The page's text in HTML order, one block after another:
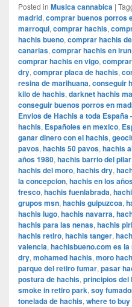
Posted in Musica cannabica |
madrid, comprar buenos porros
marroqui, comprar hachis,
hachis bueno, comprar hachis
canarias, comprar hachis en irun
comprar hachis en vigo,
dry, comprar placa de hachis,
resina de marihuana, conseguir
kilo de hachis, darknet hachis
conseguir buenos porros en
Envios de Hachis a toda España
hachis, Españoles en mexico,
ganar dinero con el hachis,
pavos, hachis 50 pavos, hachis
años 1980, hachis barrio del pilar
hachis del moro, hachis dry,
la concepcion, hachis en los
fresco, hachis fuenlabrada,
grupos msn, hachis guipuzcoa,
hachis lugo, hachis navarra,
hachis para las nenas, hachis
hachis retiro, hachis tanger,
valencia, hachisbueno.com es
dry, mohamed hachis, moro
parque del retiro fumar, pasar
postura de hachis, principios del
smoke in retiro park, soy
tonelada de hachis, where to